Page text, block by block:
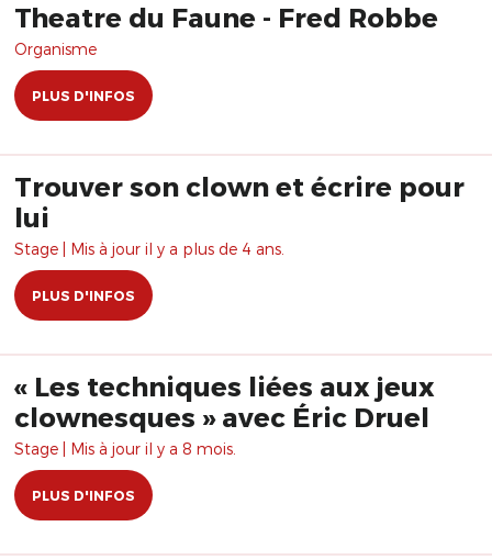
Theatre du Faune - Fred Robbe
Organisme
PLUS D'INFOS
Trouver son clown et écrire pour
lui
Stage | Mis à jour il y a plus de 4 ans.
PLUS D'INFOS
« Les techniques liées aux jeux
clownesques » avec Éric Druel
Stage | Mis à jour il y a 8 mois.
PLUS D'INFOS